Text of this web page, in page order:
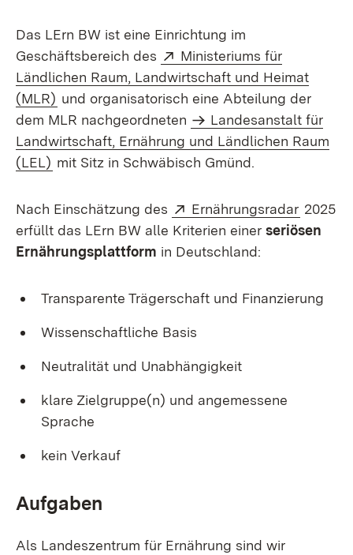
Das LErn BW ist eine Einrichtung im
Geschäftsbereich des
Extern:
Ministeriums für
Ländlichen Raum, Landwirtschaft und Heimat
(MLR) (Öffnet in neuem Fenster)
und organisatorisch eine Abteilung der
dem MLR nachgeordneten
Landesanstalt für
Landwirtschaft, Ernährung und Ländlichen Raum
(LEL) mit Sitz in Schwäbisch Gmünd.
Nach Einschätzung des Extern:
Ernährungsradar (Öffnet
2025
erfüllt das LErn BW alle Kriterien einer seriösen
Ernährungsplattform in Deutschland:
Transparente Trägerschaft und Finanzierung
Wissenschaftliche Basis
Neutralität und Unabhängigkeit
klare Zielgruppe(n) und angemessene
Sprache
kein Verkauf
Aufgaben
Als Landeszentrum für Ernährung sind wir